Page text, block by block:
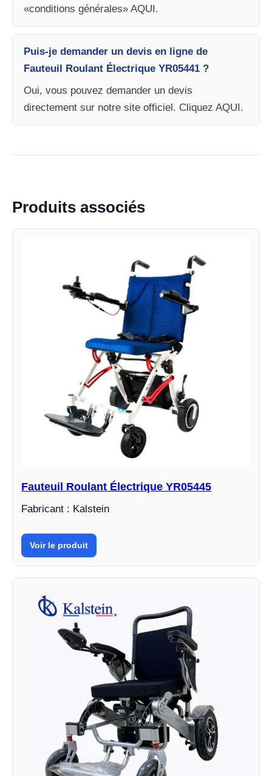
«conditions générales» AQUI.
Puis-je demander un devis en ligne de
Fauteuil Roulant Électrique YR05441 ?
Oui, vous pouvez demander un devis
directement sur notre site officiel. Cliquez AQUI.
Produits associés
Fauteuil Roulant Électrique YR05445
Fabricant : Kalstein
Voir le produit